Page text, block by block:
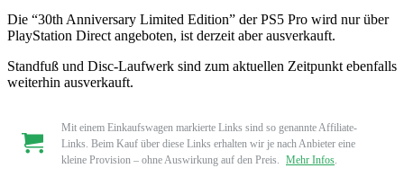
Die “30th Anniversary Limited Edition” der PS5 Pro wird nur über
PlayStation Direct angeboten, ist derzeit aber ausverkauft.
Standfuß und Disc-Laufwerk sind zum aktuellen Zeitpunkt ebenfalls
weiterhin ausverkauft.
Mit einem Einkaufswagen markierte Links sind so genannte Affiliate-
Links. Beim Kauf über diese Links erhalten wir je nach Anbieter eine
kleine Provision – ohne Auswirkung auf den Preis.
Mehr Infos